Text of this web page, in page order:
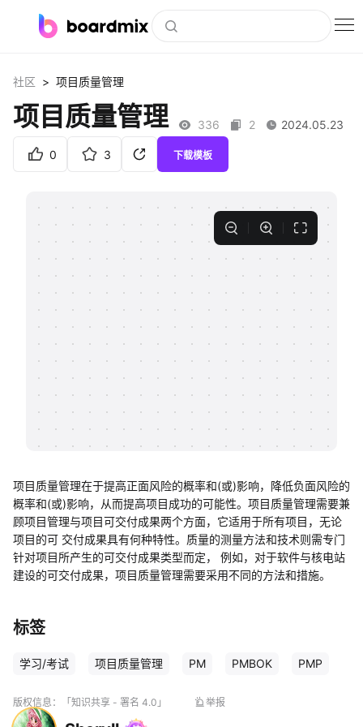
社区资源
私有化部署
客户案例
帮助中心
知识分享社区
社区 > 项目质量管理
项目质量管理 336 2 2024.05.23
0 3 下载模板
项目质量管理在于提高正面风险的概率和(或)影响，降低负面风险的
概率和(或)影响，从而提高项目成功的可能性。项目质量管理需要兼
顾项目管理与项目可交付成果两个方面，它适用于所有项目，无论
项目的可 交付成果具有何种特性。质量的测量方法和技术则需专门
针对项目所产生的可交付成果类型而定， 例如，对于软件与核电站
建设的可交付成果，项目质量管理需要采用不同的方法和措施。
标签
学习/考试 项目质量管理 PM PMBOK PMP
版权信息： 「知识共享 - 署名 4.0」 举报